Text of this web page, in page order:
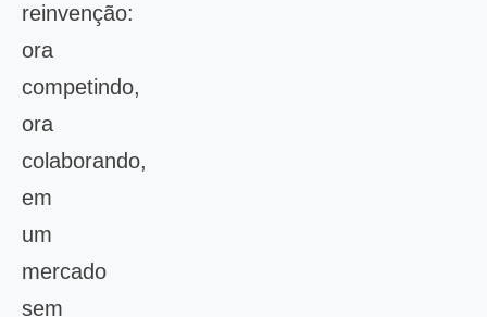
reinvenção:
ora
competindo,
ora
colaborando,
em
um
mercado
sem